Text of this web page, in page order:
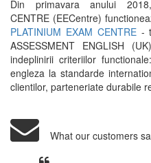
Din primavara anului 2018,
CENTRE (EECentre)
PLATINIUM EXAM CENTRE-
ASSESSMENT ENGLISH
indeplinirii criteriilor
engleza la standarde
clientilor, parteneriate durabile
What our customers